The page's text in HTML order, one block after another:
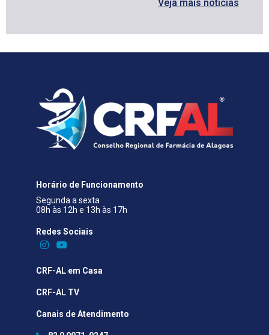
Veja mais notícias
Horário de Funcionamento
Segunda a sexta
08h às 12h e 13h às 17h
Redes Sociais​
CRF-AL em Casa
CRF-AL TV
Canais de Atendimento